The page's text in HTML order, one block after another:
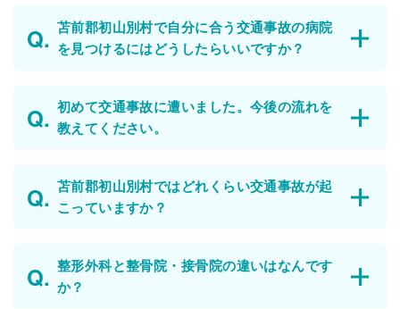
苫前郡初山別村で自分に合う交通事故の病院
を見つけるにはどうしたらいいですか？
初めて交通事故に遭いました。今後の流れを
教えてください。
苫前郡初山別村ではどれくらい交通事故が起
こっていますか？
整形外科と整骨院・接骨院の違いはなんです
か？